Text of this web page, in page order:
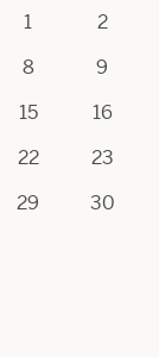
1
2
8
9
15
16
22
23
29
30